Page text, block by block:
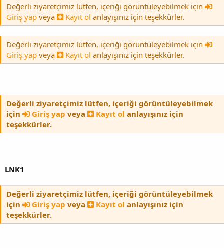
Değerli ziyaretçimiz lütfen, içeriği görüntüleyebilmek için
Giriş yap veya Kayıt ol anlayışınız için teşekkürler.
Değerli ziyaretçimiz lütfen, içeriği görüntüleyebilmek için
Giriş yap veya Kayıt ol anlayışınız için teşekkürler.
Değerli ziyaretçimiz lütfen, içeriği görüntüleyebilmek
için
Giriş yap veya Kayıt ol anlayışınız için
teşekkürler.
LNK1
Değerli ziyaretçimiz lütfen, içeriği görüntüleyebilmek
için
Giriş yap veya Kayıt ol anlayışınız için
teşekkürler.